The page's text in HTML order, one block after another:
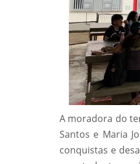
A moradora do
Santos e Maria
conquistas e